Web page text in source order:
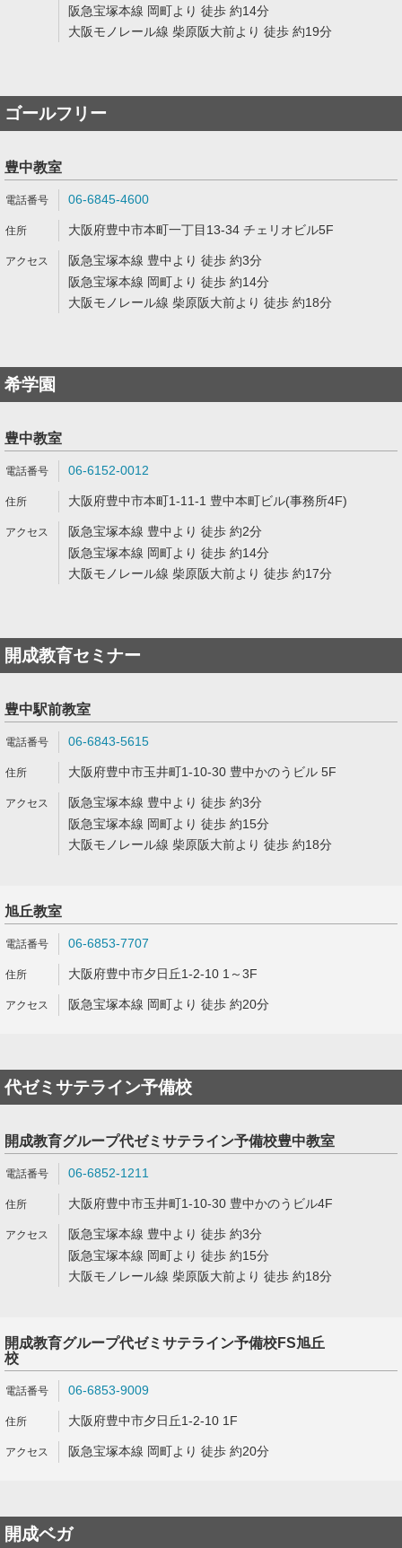
阪急宝塚本線 岡町より 徒歩 約14分
大阪モノレール線 柴原阪大前より 徒歩 約19分
ゴールフリー
豊中教室
06-6845-4600
大阪府豊中市本町一丁目13-34 チェリオビル5F
阪急宝塚本線 豊中より 徒歩 約3分
阪急宝塚本線 岡町より 徒歩 約14分
大阪モノレール線 柴原阪大前より 徒歩 約18分
希学園
豊中教室
06-6152-0012
大阪府豊中市本町1-11-1 豊中本町ビル(事務所4F)
阪急宝塚本線 豊中より 徒歩 約2分
阪急宝塚本線 岡町より 徒歩 約14分
大阪モノレール線 柴原阪大前より 徒歩 約17分
開成教育セミナー
豊中駅前教室
06-6843-5615
大阪府豊中市玉井町1-10-30 豊中かのうビル 5F
阪急宝塚本線 豊中より 徒歩 約3分
阪急宝塚本線 岡町より 徒歩 約15分
大阪モノレール線 柴原阪大前より 徒歩 約18分
旭丘教室
06-6853-7707
大阪府豊中市夕日丘1-2-10 1～3F
阪急宝塚本線 岡町より 徒歩 約20分
代ゼミサテライン予備校
開成教育グループ代ゼミサテライン予備校豊中教室
06-6852-1211
大阪府豊中市玉井町1-10-30 豊中かのうビル4F
阪急宝塚本線 豊中より 徒歩 約3分
阪急宝塚本線 岡町より 徒歩 約15分
大阪モノレール線 柴原阪大前より 徒歩 約18分
開成教育グループ代ゼミサテライン予備校FS旭丘
校
06-6853-9009
大阪府豊中市夕日丘1-2-10 1F
阪急宝塚本線 岡町より 徒歩 約20分
開成ベガ